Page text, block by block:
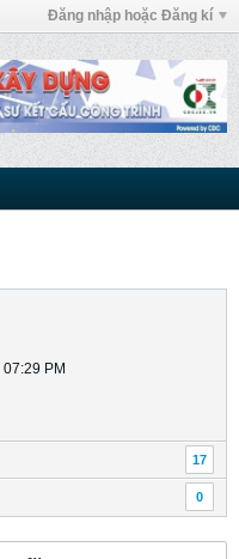
Đăng nhập hoặc Đăng kí
PM
17
0